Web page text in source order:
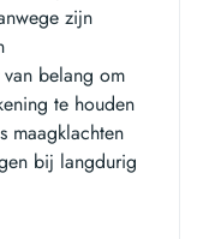
zijn
van belang om
te houden
maagklachten
bij langdurig